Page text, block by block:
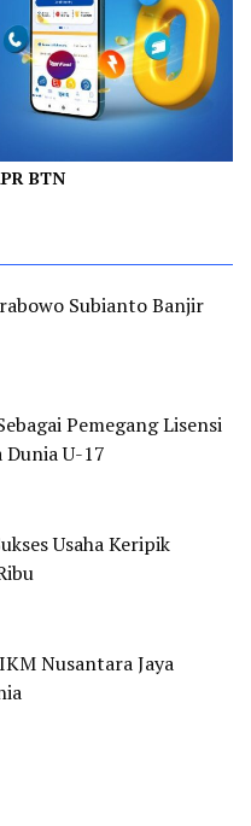
BTN
Subianto Banjir
Pemegang Lisensi
Dunia U-17
Usaha Keripik
Nusantara Jaya